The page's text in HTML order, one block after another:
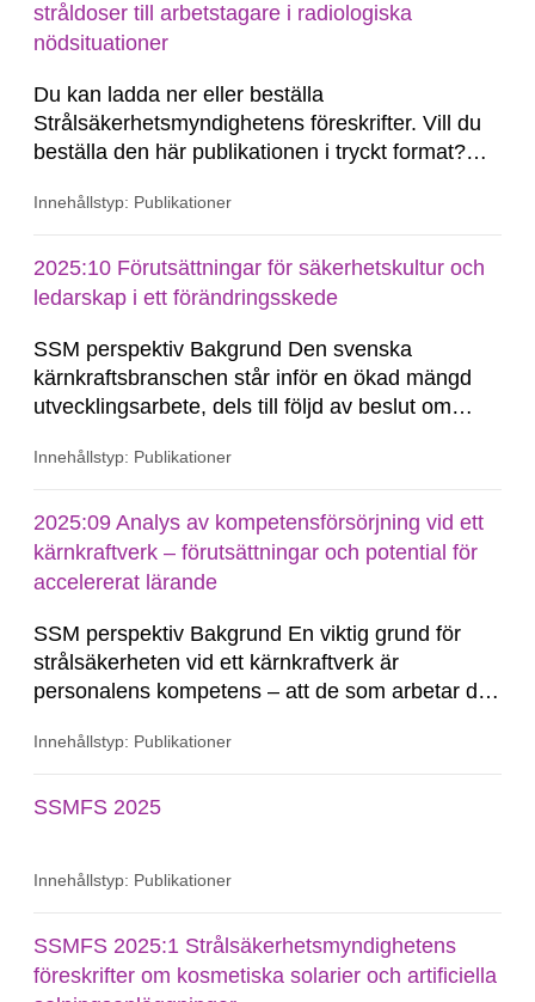
stråldoser till arbetstagare i radiologiska
nödsituationer
Du kan ladda ner eller beställa
Strålsäkerhetsmyndighetens föreskrifter. Vill du
beställa den här publikationen i tryckt format?
tryckt format till självkostnadspris. Kommuner
exemplar gratis. Du beställer publikationen via e-
post, Kommunikation@ssm.se.
Innehållstyp: Publikationer
2025:10 Förutsättningar för säkerhetskultur och
ledarskap i ett förändringsskede
SSM perspektiv Bakgrund Den svenska
kärnkraftsbranschen står inför en ökad mängd
utvecklingsarbete, dels till följd av beslut om
följd av en eventuell nybyggnation. Det förnyade
kan medföra en del utmaningar framöver i hur...
Innehållstyp: Publikationer
2025:09 Analys av kompetensförsörjning vid ett
kärnkraftverk – förutsättningar och potential för
accelererat lärande
SSM perspektiv Bakgrund En viktig grund för
strålsäkerheten vid ett kärnkraftverk är
personalens kompetens – att de som arbetar där
händelse av ett missöde eller i värsta fall en
kompetens kan vara en utmaning när
Innehållstyp: Publikationer
SSMFS 2025
Innehållstyp: Publikationer
SSMFS 2025:1 Strålsäkerhetsmyndighetens
föreskrifter om kosmetiska solarier och artificiella